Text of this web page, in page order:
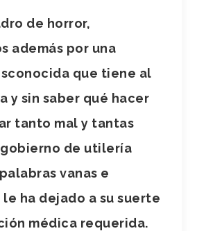
de horror,
además por una
que tiene al
y sin saber qué hacer
tanto mal y tantas
gobierno de utilería
vanas e
ha dejado a su suerte
médica requerida.